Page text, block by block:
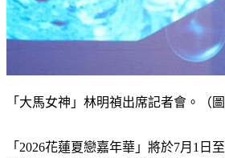
「大馬女神」林明禎出席記者會。（
「2026花蓮夏戀嘉年華」將於7月1